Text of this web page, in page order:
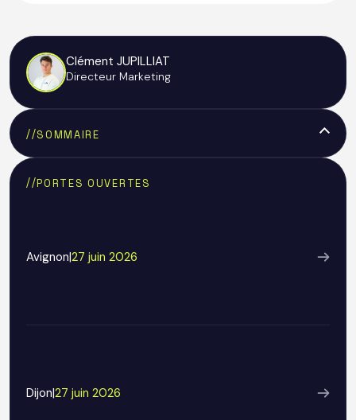
Clément JUPILLIAT
Directeur Marketing
//SOMMAIRE
Text Link
//PORTES OUVERTES
Avignon|27 juin 2026
Dijon|27 juin 2026